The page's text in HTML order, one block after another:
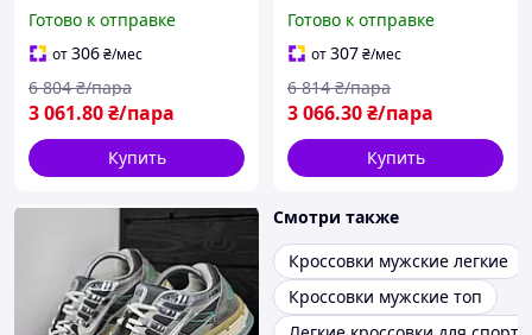
вставками кожи BLK-15
Готово к отправке
от306₴/мес
3 061.80₴/пара
6 804 ₴/пара
Купить
Готово к отправке
от307₴/мес
3 066.30₴/пара
6 814 ₴/пара
Купить
Смотри также
Кроссовки мужские легкие
Кроссовки мужские топ